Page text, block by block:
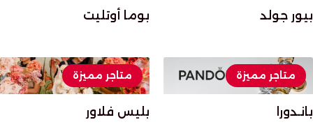
بيور جولد بوما أوتليت
متاجر مميزة
بانـدورا
متاجر مميزة
بليس فلاور